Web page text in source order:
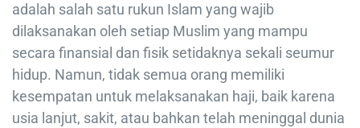
adalah salah satu rukun Islam yang wajib
dilaksanakan oleh setiap Muslim yang mampu
secara finansial dan fisik setidaknya sekali seumur
hidup. Namun, tidak semua orang memiliki
kesempatan untuk melaksanakan haji, baik karena
usia lanjut, sakit, atau bahkan telah meninggal dunia